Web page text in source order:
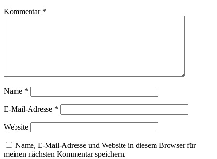
Kommentar *
Name *
E-Mail-Adresse *
Website
Name, E-Mail-Adresse und Website in diesem Browser für
meinen nächsten Kommentar speichern.